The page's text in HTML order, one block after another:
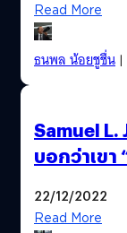
Read More
ธนพล น้อยชูชื่น|
Samuel
บอกว่าเขา
22/12/2022
Read More